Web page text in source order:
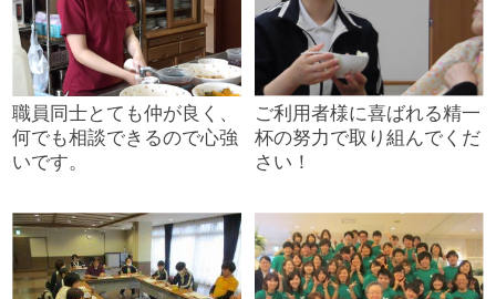
職員同士とても仲が良く、
何でも相談できるので心強
いです。
ご利用者様に喜ばれる精一
杯の努力で取り組んでくだ
さい！